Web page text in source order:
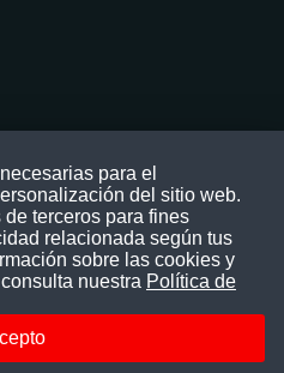
a través
correo:
para el
del sitio web.
terceros para fines
relacionada según tus
sobre las cookies y
nuestra Política de